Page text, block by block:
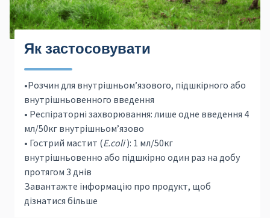
Як застосовувати
•Розчин для внутрішньом’язового, підшкірного або
внутрішньовенного введення
• Респіраторні захворювання: лише одне введення 4
мл/50кг внутрішньом’язово
• Гострий мастит (E.coli): 1 мл/50кг
внутрішньовенно або підшкірно один раз на добу
протягом 3 днів
Завантажте інформацію про продукт, щоб
дізнатися більше